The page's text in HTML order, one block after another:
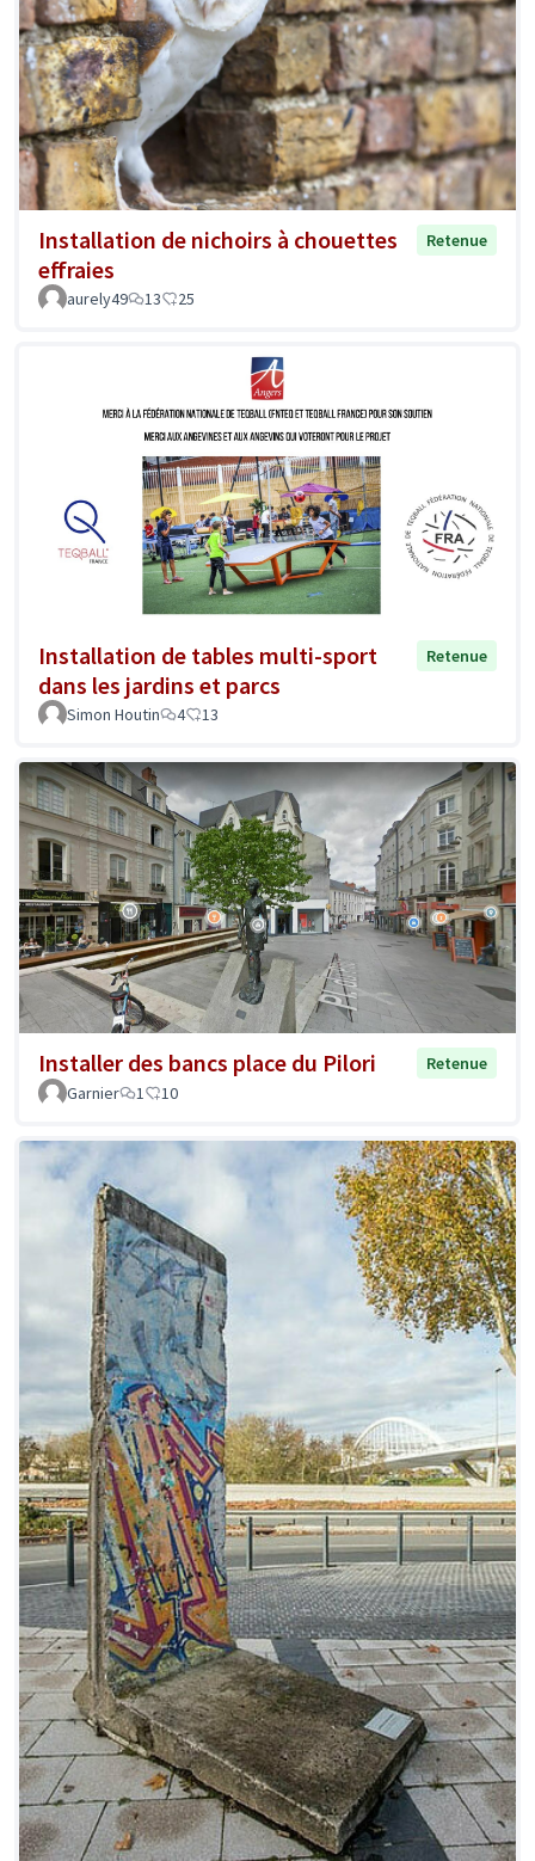
Installation de nichoirs à chouettes
effraies
Retenue
aurely49 13 25
Installation de tables multi-sport
dans les jardins et parcs
Retenue
Simon Houtin 4 13
Installer des bancs place du Pilori
Retenue
Garnier
1 10